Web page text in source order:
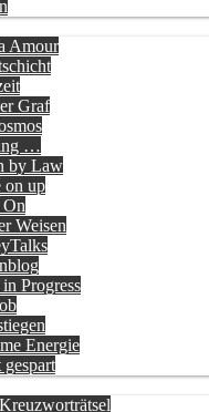
Amour
Graf
…
by Law
on up
On
Weisen
Progress
Energie
gespart